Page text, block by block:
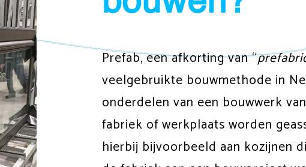
Prefab, een afkorting van “
veelgebruikte bouwmethode in
onderdelen van een bouwwerk
fabriek of werkplaats worden
hierbij bijvoorbeeld aan kozijnen